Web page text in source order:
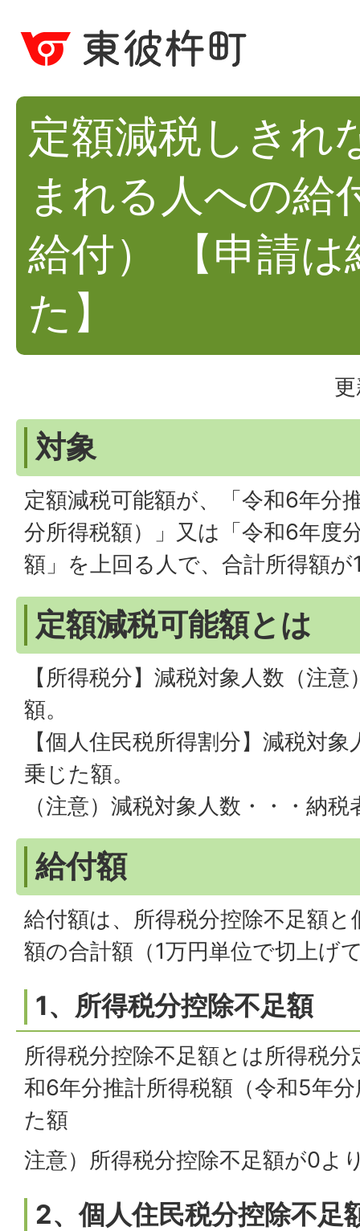
定額減税しきれ
まれる人への給
給付） 【申請
た】
対象
定額減税可能額が、「令和6年分
分所得税額）」又は「令和6年度
額」を上回る人で、合計所得額
定額減税可能額とは
【所得税分】減税対象人数（注
額。
【個人住民税所得割分】減税対
乗じた額。
（注意）減税対象人数・・・納
給付額
給付額は、所得税分控除不足額
額の合計額（1万円単位で切上げ
1、所得税分控除不足額
所得税分控除不足額とは所得税
和6年分推計所得税額（令和5年
た額
注意）所得税分控除不足額が0よ
2、個人住民税分控除不足